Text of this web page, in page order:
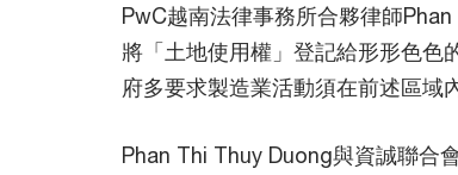
PwC越南法律事務所合夥律師
將「土地使用權」登記給形形色色
府多要求製造業活動須在前述區域
Phan Thi Thuy Duong與資誠聯合